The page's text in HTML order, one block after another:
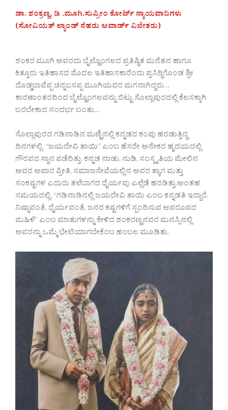
ಡಾ. ಶಂಕ್ರಣ್ಣ. ಡಿ .ಮೂಗಿ.ಸುಪ್ರೀಂ ಕೋರ್ಟ್ ನ್ಯಾಯವಾದಿಗಳು
(ಸೋವಿಯತ್ ಲ್ಯಾಂಡ್ ನೆಹರು ಅವಾರ್ಡ್ ವಿಜೇತರು)
ಶಂಕರ ಮೂಗಿ ಅವರದು ಬೈಲ್ಹೊಂಗಲದ ಪ್ರತಿಷ್ಠಿತ ಮನೆತನ ಹಾಗೂ
ಕಿತ್ತೂರು ಇತಿಹಾಸದ ಮೊದಲ ಇತಿಹಾಸಕಾರೆಂದು ಪ್ರಸಿದ್ಧಿಗೊಂಡ ಶ್ರೀ
ದೊಡ್ಡಭಾವೆಪ್ಪ ಚನ್ನಬಸಪ್ಪ ಮೂಗಿಯವರ ಮಗನಾಗಿದ್ದರು…
ಕಾರಣಾಂತರದಿಂದ ಬೈಲ್ಹೊಂಗಲವನ್ನು ಬಿಟ್ಟು ಸೊಲ್ಲಾಪುರದಲ್ಲಿ ಕೆಲಸಕ್ಕಾಗಿ
ಬರಬೇಕಾದ ಸಂದರ್ಭ ಬಂತು…
ಸೊಲ್ಲಾಪುರದ ಗಡಿನಾಡಿನ ಮಣ್ಣಿನಲ್ಲಿ ಕನ್ನಡದ ಕಂಪು ಹರಡುತ್ತಿದ್ದ
ದಿನಗಳಲ್ಲಿ, “ಜಯದೇವಿ ತಾಯಿ” ಎಂಬ ಹೆಸರೇ ಅನೇಕರ ಹೃದಯದಲ್ಲಿ
ಗೌರವದ ಸ್ಥಾನ ಪಡೆದಿತ್ತು. ಕನ್ನಡ ನಾಡು, ನುಡಿ, ಸಂಸ್ಕೃತಿಯ ಮೇಲಿನ
ಅವರ ಅಪಾರ ಪ್ರೀತಿ, ಸಮಾಜಸೇವೆಯಲ್ಲಿನ ಅವರ ತ್ಯಾಗ ಮತ್ತು
ಸಂಕಷ್ಟಗಳ ಎದುರು ತಲೆಬಾಗದ ಧೈರ್ಯವು ಎಲ್ಲೆಡೆ ಹರಡಿತ್ತು.ಅಂತಹ
ಸಮಯದಲ್ಲಿ, “ಗಡಿನಾಡಿನಲ್ಲಿ ಜಯದೇವಿ ತಾಯಿ ಎಂಬ ಕನ್ನಡತಿ ಇದ್ದಾರೆ.
ನಿಷ್ಠಾವಂತೆ, ಧೈರ್ಯವಂತೆ, ಜನರ ಕಷ್ಟಗಳಿಗೆ ಸ್ಪಂದಿಸುವ ಅಪರೂಪದ
ಮಹಿಳೆ” ಎಂಬ ಮಾತುಗಳನ್ನು ಕೇಳಿದ ಶಂಕರಣ್ಣನವರ ಮನಸ್ಸಿನಲ್ಲಿ
ಅವರನ್ನು ಒಮ್ಮೆ ಭೇಟಿಯಾಗಬೇಕೆಂಬ ಹಂಬಲ ಮೂಡಿತು.